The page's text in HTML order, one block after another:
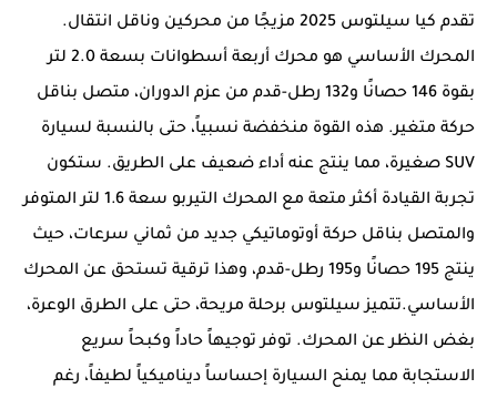
تقدم كيا سيلتوس 2025 مزيجًا من محركين وناقل انتقال.
المحرك الأساسي هو محرك أربعة أسطوانات بسعة 2.0 لتر
بقوة 146 حصانًا و132 رطل-قدم من عزم الدوران، متصل بناقل
حركة متغير. هذه القوة منخفضة نسبياً، حتى بالنسبة لسيارة
SUV صغيرة، مما ينتج عنه أداء ضعيف على الطريق. ستكون
تجربة القيادة أكثر متعة مع المحرك التيربو سعة 1.6 لتر المتوفر
والمتصل بناقل حركة أوتوماتيكي جديد من ثماني سرعات، حيث
ينتج 195 حصانًا و195 رطل-قدم، وهذا ترقية تستحق عن المحرك
الأساسي.تتميز سيلتوس برحلة مريحة، حتى على الطرق الوعرة،
بغض النظر عن المحرك. توفر توجيهاً حاداً وكبحاً سريع
الاستجابة مما يمنح السيارة إحساساً ديناميكياً لطيفاً، رغم